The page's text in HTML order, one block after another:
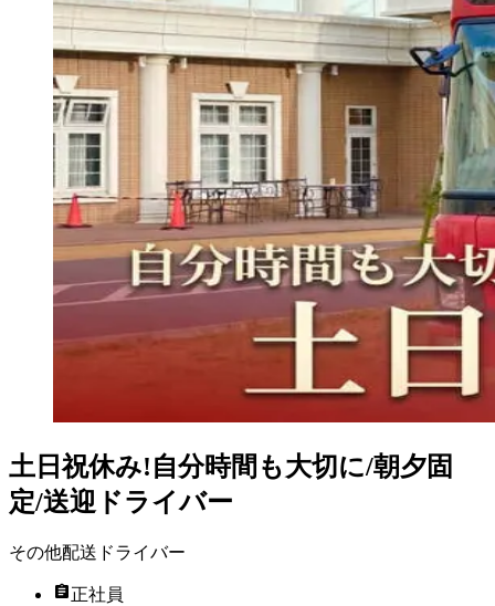
土日祝休み!自分時間も大切に/朝夕固
定/送迎ドライバー
その他配送ドライバー
正社員